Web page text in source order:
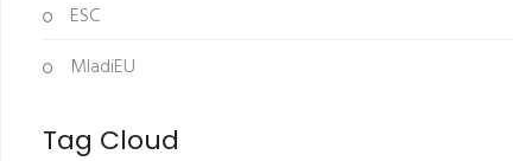
ESC
MladiEU
Tag Cloud